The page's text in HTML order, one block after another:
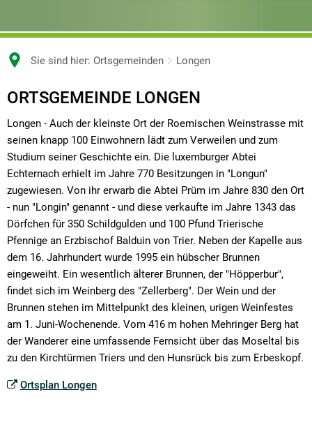
Sie sind hier: Ortsgemeinden Longen
ORTSGEMEINDE LONGEN
Longen - Auch der kleinste Ort der Roemischen Weinstrasse mit
seinen knapp 100 Einwohnern lädt zum Verweilen und zum
Studium seiner Geschichte ein. Die luxemburger Abtei
Echternach erhielt im Jahre 770 Besitzungen in "Longun"
zugewiesen. Von ihr erwarb die Abtei Prüm im Jahre 830 den Ort
- nun "Longin" genannt - und diese verkaufte im Jahre 1343 das
Dörfchen für 350 Schildgulden und 100 Pfund Trierische
Pfennige an Erzbischof Balduin von Trier. Neben der Kapelle aus
dem 16. Jahrhundert wurde 1995 ein hübscher Brunnen
eingeweiht. Ein wesentlich älterer Brunnen, der "Höpperbur",
findet sich im Weinberg des "Zellerberg". Der Wein und der
Brunnen stehen im Mittelpunkt des kleinen, urigen Weinfestes
am 1. Juni-Wochenende. Vom 416 m hohen Mehringer Berg hat
der Wanderer eine umfassende Fernsicht über das Moseltal bis
zu den Kirchtürmen Triers und den Hunsrück bis zum Erbeskopf.
Ortsplan Longen